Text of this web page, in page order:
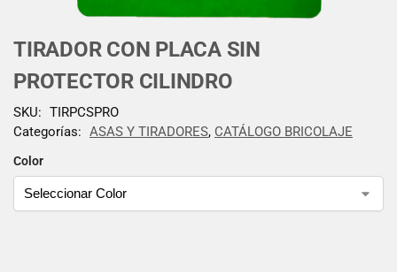
TIRADOR CON PLACA SIN
PROTECTOR CILINDRO
Color
SKU: TIRPCSPRO
Categorías: ASAS Y TIRADORES, CATÁLOGO BRICOLAJE